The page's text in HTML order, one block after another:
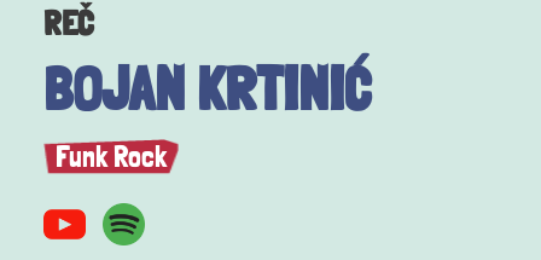
REČ
BOJAN KRTINIĆ
Funk Rock